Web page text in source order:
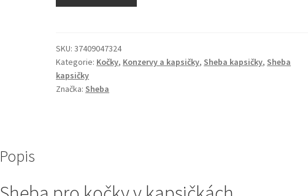
SKU:37409047324
Kategorie: Kočky, Konzervy a kapsičky, Sheba kapsičky, Sheba
kapsičky
Značka: Sheba
Popis